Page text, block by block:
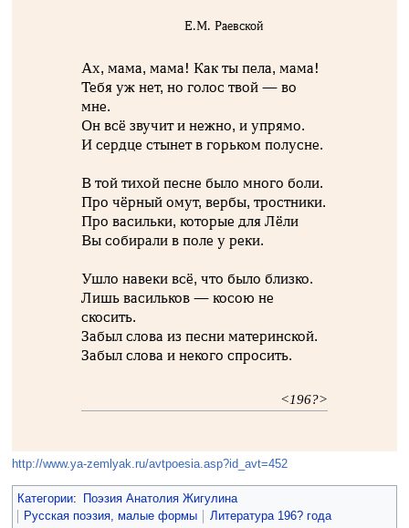
Е.М. Раевской
Ах, мама, мама! Как ты пела, мама!
Тебя уж нет, но голос твой — во
мне.
Он всё звучит и нежно, и упрямо.
И сердце стынет в горьком полусне.
В той тихой песне было много боли.
Про чёрный омут, вербы, тростники.
Про васильки, которые для Лёли
Вы собирали в поле у реки.
Ушло навеки всё, что было близко.
Лишь васильков — косою не
скосить.
Забыл слова из песни материнской.
Забыл слова и некого спросить.
<196?>
http://www.ya-zemlyak.ru/avtpoesia.asp?id_avt=452
Категории:
Поэзия Анатолия Жигулина
Русская поэзия, малые формы
Литература 196? года